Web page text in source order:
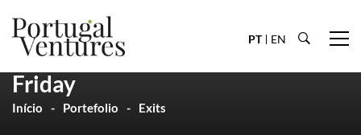
PT EN
Friday
Início Portefolio Exits